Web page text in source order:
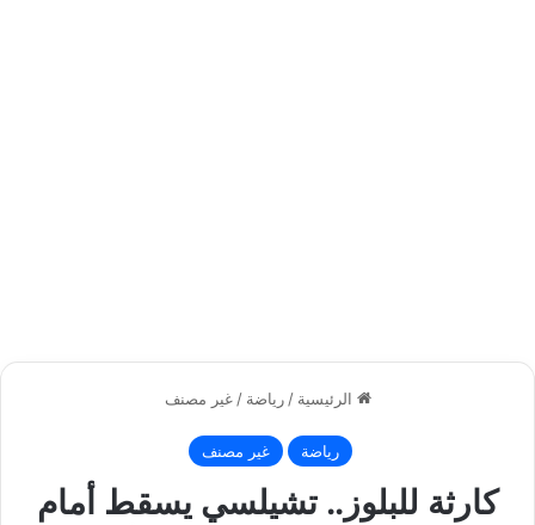
الرئيسية / رياضة / غير مصنف
رياضة غير مصنف
كارثة للبلوز.. تشيلسي يسقط أمام